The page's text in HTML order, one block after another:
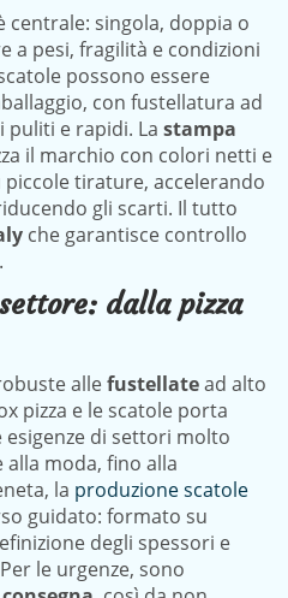
centrale: singola, doppia o
a pesi, fragilità e condizioni
possono essere
con fustellatura ad
puliti e rapidi. Lastampa
il marchio con colori netti e
tirature, accelerando
gli scarti. Il tutto
che garantisce controllo
dalla pizza
allefustellatead alto
pizza e le scatole porta
di settori molto
moda, fino alla
la produzione scatole
guidato: formato su
degli spessori e
le urgenze, sono